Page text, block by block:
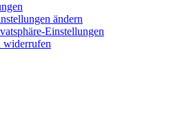
ändern
Einstellungen